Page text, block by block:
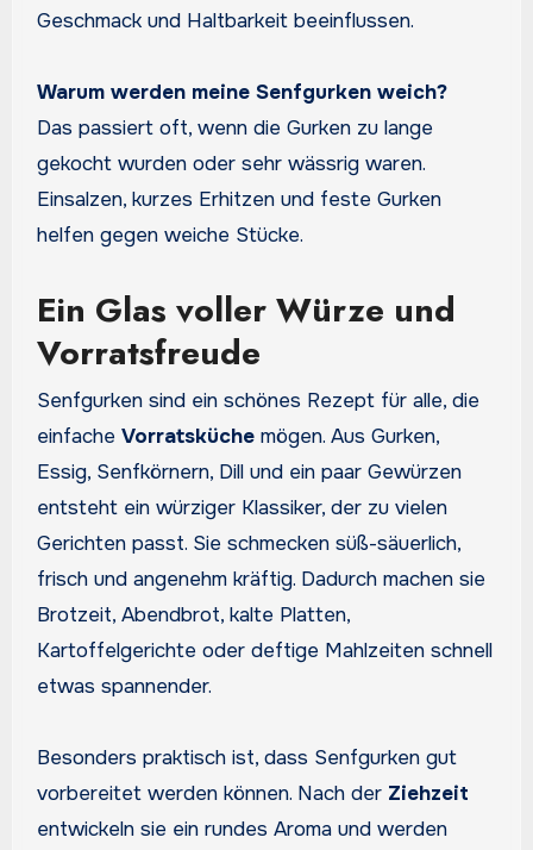
Geschmack und Haltbarkeit beeinflussen.
Warum werden meine Senfgurken weich?
Das passiert oft, wenn die Gurken zu lange
gekocht wurden oder sehr wässrig waren.
Einsalzen, kurzes Erhitzen und feste Gurken
helfen gegen weiche Stücke.
Ein Glas voller Würze und
Vorratsfreude
Senfgurken sind ein schönes Rezept für alle, die
einfache Vorratsküchemögen. Aus Gurken,
Essig, Senfkörnern, Dill und ein paar Gewürzen
entsteht ein würziger Klassiker, der zu vielen
Gerichten passt. Sie schmecken süß-säuerlich,
frisch und angenehm kräftig. Dadurch machen sie
Brotzeit, Abendbrot, kalte Platten,
Kartoffelgerichte oder deftige Mahlzeiten schnell
etwas spannender.
Besonders praktisch ist, dass Senfgurken gut
vorbereitet werden können. Nach der Ziehzeit
entwickeln sie ein rundes Aroma und werden